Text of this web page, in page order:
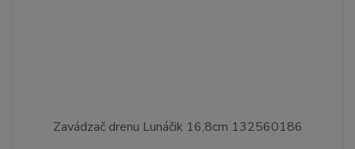
Zavádzač drenu Lunáčik 16,8cm 132560186